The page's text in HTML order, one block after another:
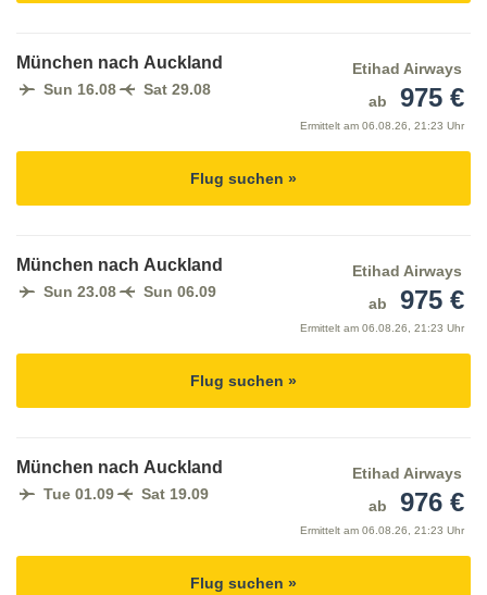
München nach Auckland
Sun 16.08 Sat 29.08
Etihad Airways
ab
975 €
Ermittelt am 06.08.26, 21:23 Uhr
Flug suchen »
München nach Auckland
Sun 23.08 Sun 06.09
Etihad Airways
ab
975 €
Ermittelt am 06.08.26, 21:23 Uhr
Flug suchen »
München nach Auckland
Tue 01.09 Sat 19.09
Etihad Airways
ab
976 €
Ermittelt am 06.08.26, 21:23 Uhr
Flug suchen »